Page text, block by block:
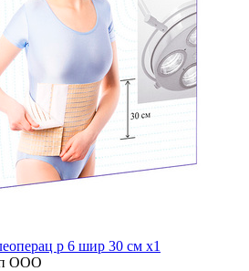
р 6 шир 30 см x1
ООО